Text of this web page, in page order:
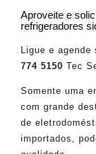
Aproveite e
refrigeradores
Ligue e
774 5150 Tec
Somente uma
com grande
de
importados,